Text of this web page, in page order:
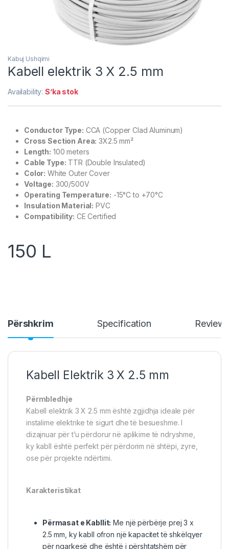
Kabuj Ushqimi
Kabell elektrik 3 X 2.5 mm
Availability:S’ka stok
Conductor Type: CCA (Copper Clad Aluminum)
Cross Section Area: 3X2.5 mm²
Length: 100 meters
Cable Type: TTR (Double Insulated)
Color: White Outer Cover
Voltage: 300/500V
Operating Temperature: -15°C to +70°C
Insulation Material: PVC
Compatibility: CE Certified
150 L
Përshkrim Specification
Kabell Elektrik3 X 2.5 mm
Përmbledhje
Kabell elektrik 3 X 2.5 mm është zgjidhja ideale për
instalime elektrike të sigurt dhe të besueshme. I
dizajnuar për t’u përdorur në aplikime të ndryshme,
ky kabll është perfekt për përdorim në shtëpi, zyre,
ose për projekte ndërtimi.
Karakteristikat
Përmasat e Kabllit: Me një përbërje prej 3 x
2.5 mm, ky kabll ofron një kapacitet të shkëlqyer
për ngarkesë dhe është i përshtatshëm për